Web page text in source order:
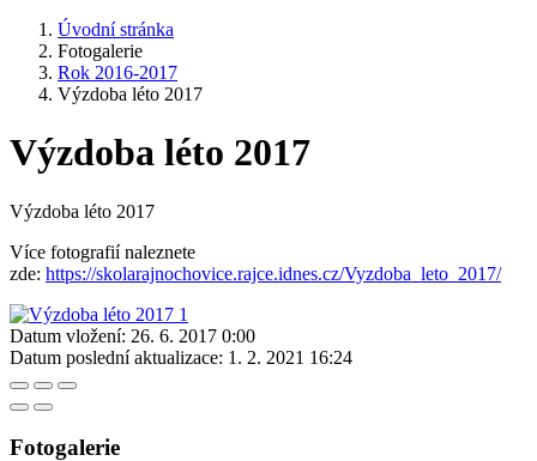
Úvodní stránka
Fotogalerie
Rok 2016-2017
Výzdoba léto 2017
Výzdoba léto 2017
Výzdoba léto 2017
Více fotografií naleznete
zde: https://skolarajnochovice.rajce.idnes.cz/Vyzdoba_leto_2017/
Datum vložení: 26. 6. 2017 0:00
Datum poslední aktualizace: 1. 2. 2021 16:24
Fotogalerie